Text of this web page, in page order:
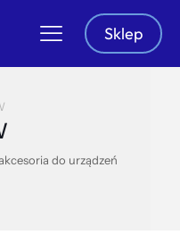
Sklep
do urządzeń